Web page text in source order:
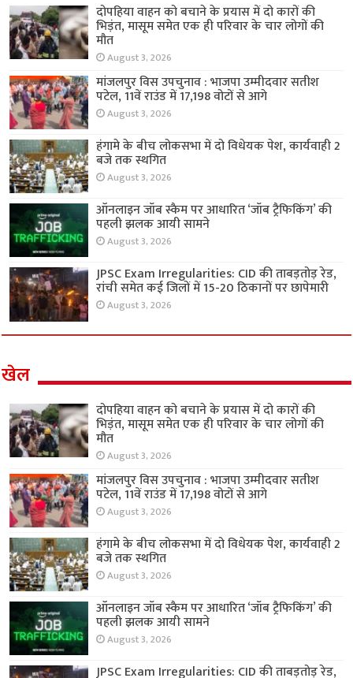
दोपहिया वाहन को बचाने के प्रयास में दो कारों की
भिड़ंत, मासूम समेत एक ही परिवार के चार लोगों की
मौत
August 3, 2026
मांजलपुर विस उपचुनाव : भाजपा उम्मीदवार सतीश
पटेल, 11वें राउंड में 17,198 वोटों से आगे
August 3, 2026
हंगामे के बीच लोकसभा में दो विधेयक पेश, कार्यवाही 2
बजे तक स्थगित
August 3, 2026
ऑनलाइन जॉब स्कैम पर आधारित ‘जॉब ट्रैफिकिंग’ की
पहली झलक आयी सामने
August 3, 2026
JPSC Exam Irregularities: CID की ताबड़तोड़ रेड,
रांची समेत कई जिलों में 15-20 ठिकानों पर छापेमारी
August 3, 2026
खेल
दोपहिया वाहन को बचाने के प्रयास में दो कारों की
भिड़ंत, मासूम समेत एक ही परिवार के चार लोगों की
मौत
August 3, 2026
मांजलपुर विस उपचुनाव : भाजपा उम्मीदवार सतीश
पटेल, 11वें राउंड में 17,198 वोटों से आगे
August 3, 2026
हंगामे के बीच लोकसभा में दो विधेयक पेश, कार्यवाही 2
बजे तक स्थगित
August 3, 2026
ऑनलाइन जॉब स्कैम पर आधारित ‘जॉब ट्रैफिकिंग’ की
पहली झलक आयी सामने
August 3, 2026
JPSC Exam Irregularities: CID की ताबड़तोड़ रेड,